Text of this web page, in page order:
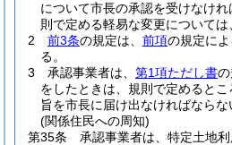
について市長の承認を受けなけれ
則で定める軽易な変更については
2
前3条の規定は、 前項の規定に
る。
3
承認事業者は、 第1項ただし書
をしたときは、規則で定めると
旨を市長に届け出なければならな
(関係住民への周知)
第35条
承認事業者は、特定土地